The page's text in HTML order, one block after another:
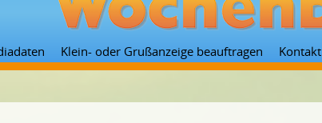
Zum
Inhalt
Klein- oder Grußanzeige beauftragen Kontakt